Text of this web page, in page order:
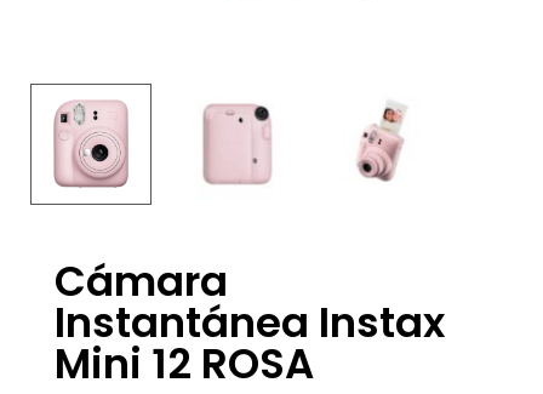
Cámara
Instantánea Instax
Mini 12 ROSA